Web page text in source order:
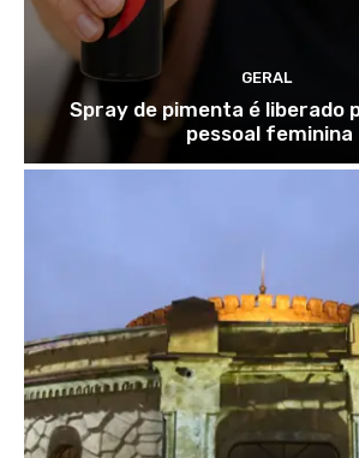
GERAL
Spray de pimenta é liberado
pessoal feminina